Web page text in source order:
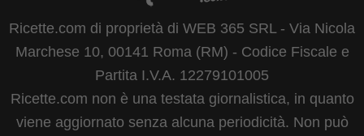
Ricette.com di proprietà di WEB 365 SRL - Via Nicola
Marchese 10, 00141 Roma (RM) - Codice Fiscale e
Partita I.V.A. 12279101005
Ricette.com non è una testata giornalistica, in quanto
viene aggiornato senza alcuna periodicità. Non può